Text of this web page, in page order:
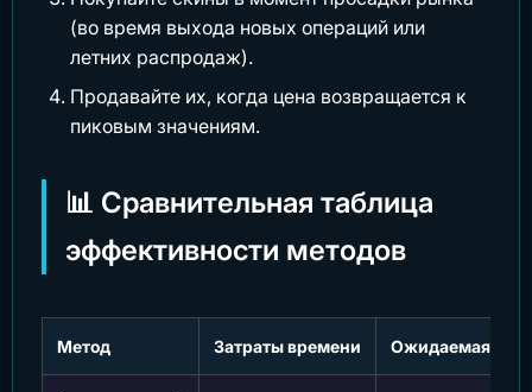
(во время выхода новых операций или
летних распродаж).
Продавайте их, когда цена возвращается к
пиковым значениям.
📊 Сравнительная таблица
эффективности методов
Метод Затраты времени Ожидаемая